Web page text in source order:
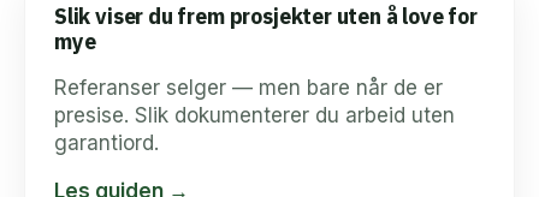
Slik viser du frem prosjekter uten å love for
mye
Referanser selger — men bare når de er
presise. Slik dokumenterer du arbeid uten
garantiord.
Les guiden →